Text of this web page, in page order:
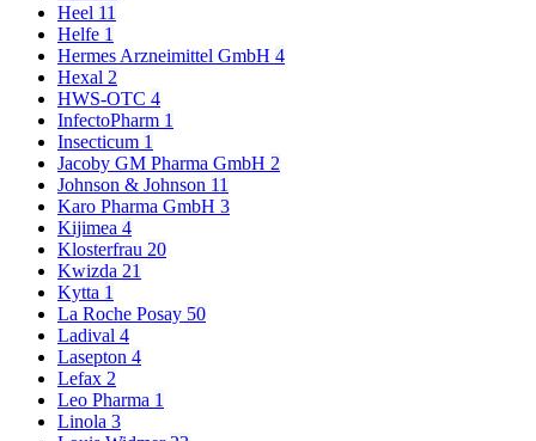
Heel 11
Helfe 1
Hermes Arzneimittel GmbH 4
Hexal 2
HWS-OTC 4
InfectoPharm 1
Insecticum 1
Jacoby GM Pharma GmbH 2
Johnson & Johnson 11
Karo Pharma GmbH 3
Kijimea 4
Klosterfrau 20
Kwizda 21
Kytta 1
La Roche Posay 50
Ladival 4
Lasepton 4
Lefax 2
Leo Pharma 1
Linola 3